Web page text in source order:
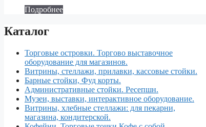
Подробнее
Каталог
Торговые островки. Торгово выставочное
оборудование для магазинов.
Витрины, стеллажи, прилавки, кассовые стойки.
Барные стойки, Фуд корты.
Aдминистративные стойки. Ресепшн.
Музеи, выставки, интерактивное оборудование.
Витрины, хлебные стеллажи: для пекарни,
магазина, кондитерской.